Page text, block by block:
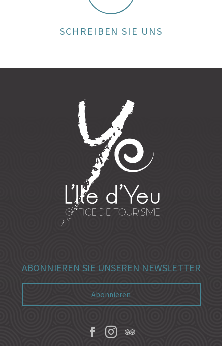
SCHREIBEN SIE UNS
ABONNIEREN SIE UNSEREN NEWSLETTER
Abonnieren